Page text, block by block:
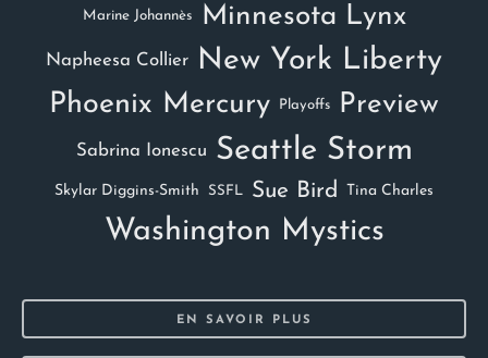
Marine Johannès Minnesota Lynx
Napheesa Collier New York Liberty
Phoenix Mercury Playoffs Preview
Sabrina Ionescu Seattle Storm
Skylar Diggins-Smith SSFL Sue Bird Tina Charles
Washington Mystics
EN SAVOIR PLUS